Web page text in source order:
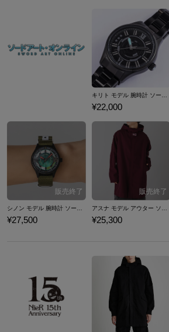
キリト モデル 腕時計 ソードアート・オンライン
¥22,000
¥27,500 ¥25,300